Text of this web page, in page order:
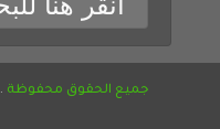
جميع الحقوق محفوظة .